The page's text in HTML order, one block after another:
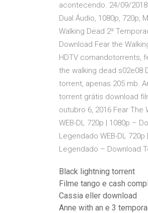
acontecendo. 24/09/2018
Dual Áudio, 1080p, 720p,
Walking Dead 2ª
Download Fear the
HDTV comandotorrents,
the walking dead s02e08
torrent, apenas 205 mb.
torrent grátis download
outubro 6, 2016 Fear The
WEB-DL 720p | 1080p –
Legendado WEB-DL
Legendado – Download
Black lightning torrent
Filme tango e cash
Cassia eller download
Anne with an e 3